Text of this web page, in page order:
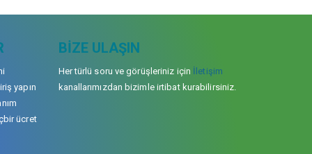
yapın
ücret
BIZE ULAŞIN
Her türlü soru ve görüşleriniz için İletişim
kanallarımızdan bizimle irtibat kurabilirsiniz.